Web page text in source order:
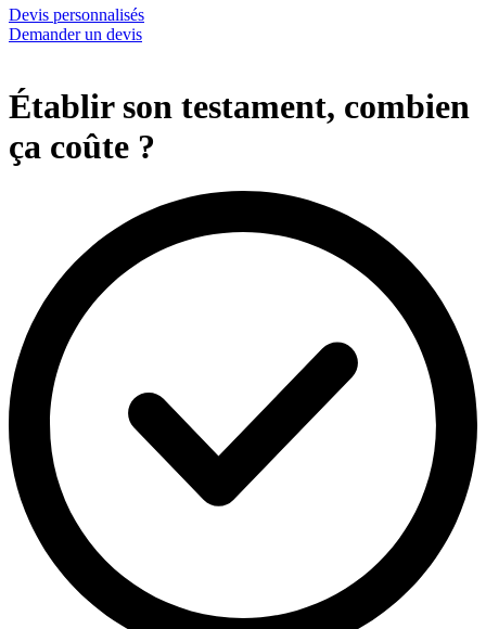
Devis personnalisés
Demander un devis
Établir son testament, combien
ça coûte ?